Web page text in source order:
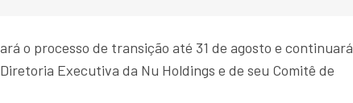
o processo de transição até 31 de agosto e continuará
Executiva da Nu Holdings e de seu Comitê de